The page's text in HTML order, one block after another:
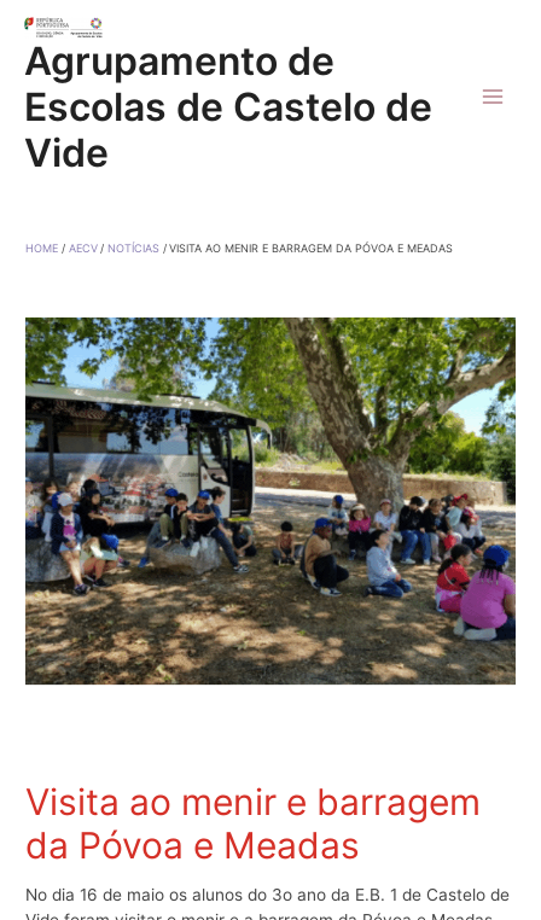
content
Agrupamento de
Escolas de Castelo de
Vide
HOME AECV NOTÍCIAS VISITA AO MENIR E BARRAGEM DA PÓVOA E MEADAS
Visita ao menir e barragem
da Póvoa e Meadas
No dia 16 de maio os alunos do 3o ano da E.B. 1 de Castelo de